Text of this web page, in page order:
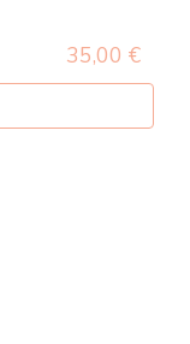
35,00€